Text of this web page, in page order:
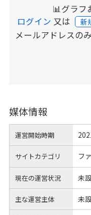
📊グラフ
ログイン 又は 新
メールアドレスの
媒体情報
運営開始時期
サイトカテゴリ フ
現在の運営状況 未
主な運営主体 未